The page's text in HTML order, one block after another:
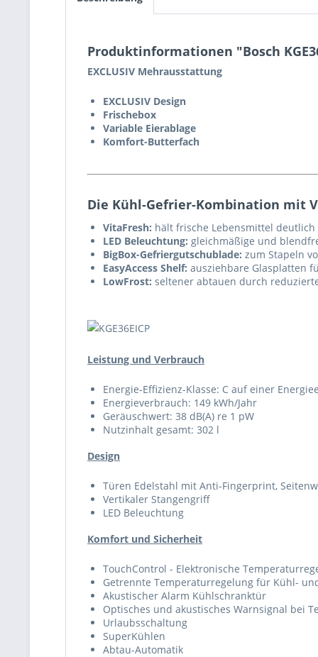
Produktinformationen "Bosch
EXCLUSIV Mehrausstattung
EXCLUSIV Design
Frischebox
Variable Eierablage
Komfort-Butterfach
Die Kühl-Gefrier-Kombination mit
VitaFresh: hält frische Lebensmittel
LED Beleuchtung: gleichmäßige und
BigBox-Gefriergutschublade: zum Stapeln
EasyAccess Shelf: ausziehbare Glasplatten
LowFrost: seltener abtauen durch
Leistung und Verbrauch
Energie-Effizienz-Klasse: C auf einer
Energieverbrauch: 149 kWh/Jahr
Geräuschwert: 38 dB(A) re 1 pW
Nutzinhalt gesamt: 302 l
Design
Türen Edelstahl mit Anti-Fingerprint,
Vertikaler Stangengriff
LED Beleuchtung
Komfort und Sicherheit
TouchControl - Elektronische
Getrennte Temperaturregelung für Kühl-
Akustischer Alarm Kühlschranktür
Optisches und akustisches Warnsignal bei
Urlaubsschaltung
SuperKühlen
Abtau-Automatik